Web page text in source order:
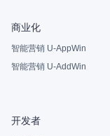
商业化
智能营销 U-AppWin
智能营销 U-AddWin
开发者